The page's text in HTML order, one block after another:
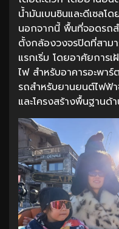
น้ำมันเบนซินและดีเซลโ
นอกจากนี้ พื้นที่จอดรถ
ตั้งกล้องวงจรปิดที่สาม
แรกเริ่ม โดยอาศัยการ
ไฟ สำหรับอาคารอะพา
รถสำหรับยานยนต์ไฟฟ้
และโครงสร้างพื้นฐานด้